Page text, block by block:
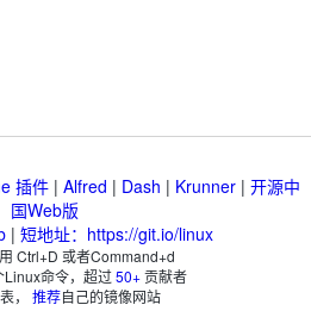
插件 | Alfred | Dash | Krunner | 开源中
国Web版
| 短地址：https://git.io/linux
Ctrl+D 或者Command+d
Linux命令，超过50+贡献者
， 推荐自己的镜像网站